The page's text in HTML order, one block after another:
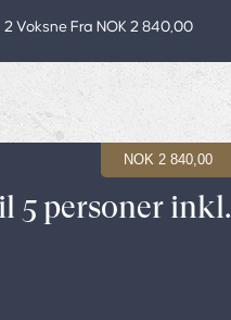
2 Voksne Fra NOK 2 840,00
5 personer inkl.
NOK 2 840,00